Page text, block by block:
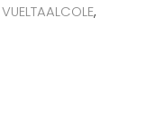
VUELTAALCOLE,